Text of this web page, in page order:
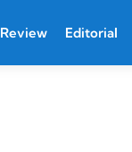
Review Editorial